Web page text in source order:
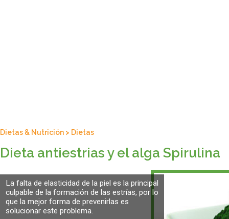
Dietas & Nutrición > Dietas
Dieta antiestrias y el alga Spirulina
La falta de elasticidad de la piel es la principal
culpable de la formación de las estrías, por lo
que la mejor forma de prevenirlas es
solucionar este problema.